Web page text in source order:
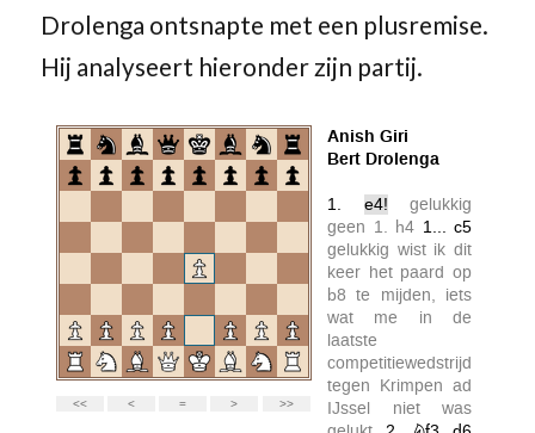
Drolenga ontsnapte met een plusremise.
Hij analyseert hieronder zijn partij.